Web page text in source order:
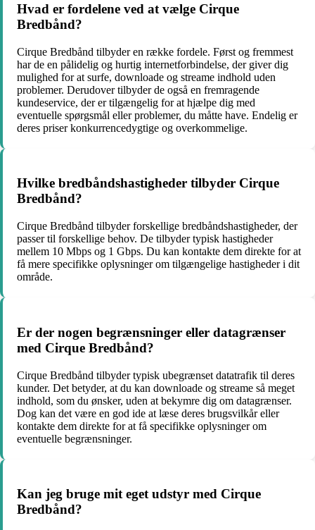
Hvad er fordelene ved at vælge Cirque
Bredbånd?
Cirque Bredbånd tilbyder en række fordele. Først og fremmest
har de en pålidelig og hurtig internetforbindelse, der giver dig
mulighed for at surfe, downloade og streame indhold uden
problemer. Derudover tilbyder de også en fremragende
kundeservice, der er tilgængelig for at hjælpe dig med
eventuelle spørgsmål eller problemer, du måtte have. Endelig er
deres priser konkurrencedygtige og overkommelige.
Hvilke bredbåndshastigheder tilbyder Cirque
Bredbånd?
Cirque Bredbånd tilbyder forskellige bredbåndshastigheder, der
passer til forskellige behov. De tilbyder typisk hastigheder
mellem 10 Mbps og 1 Gbps. Du kan kontakte dem direkte for at
få mere specifikke oplysninger om tilgængelige hastigheder i dit
område.
Er der nogen begrænsninger eller datagrænser
med Cirque Bredbånd?
Cirque Bredbånd tilbyder typisk ubegrænset datatrafik til deres
kunder. Det betyder, at du kan downloade og streame så meget
indhold, som du ønsker, uden at bekymre dig om datagrænser.
Dog kan det være en god ide at læse deres brugsvilkår eller
kontakte dem direkte for at få specifikke oplysninger om
eventuelle begrænsninger.
Kan jeg bruge mit eget udstyr med Cirque
Bredbånd?